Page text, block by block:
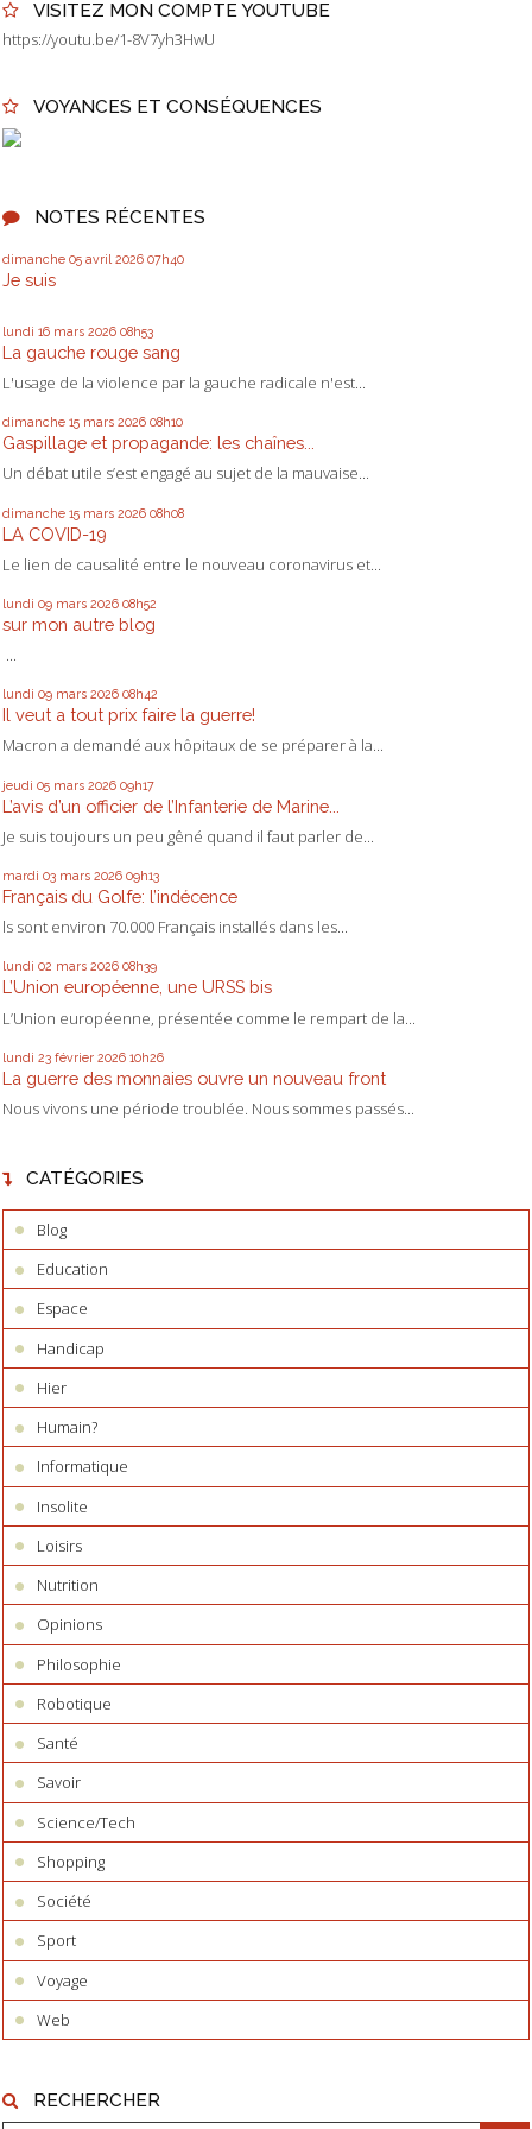
VISITEZ MON COMPTE YOUTUBE
https://youtu.be/1-8V7yh3HwU
VOYANCES ET CONSÉQUENCES
NOTES RÉCENTES
dimanche 05 avril 2026 07h40
Je suis
lundi 16 mars 2026 08h53
La gauche rouge sang
L'usage de la violence par la gauche radicale n'est...
dimanche 15 mars 2026 08h10
Gaspillage et propagande: les chaînes...
Un débat utile s’est engagé au sujet de la mauvaise...
dimanche 15 mars 2026 08h08
LA COVID-19
Le lien de causalité entre le nouveau coronavirus et...
lundi 09 mars 2026 08h52
sur mon autre blog
...
lundi 09 mars 2026 08h42
Il veut a tout prix faire la guerre!
Macron a demandé aux hôpitaux de se préparer à la...
jeudi 05 mars 2026 09h17
L’avis d’un officier de l’Infanterie de Marine...
Je suis toujours un peu gêné quand il faut parler de...
mardi 03 mars 2026 09h13
Français du Golfe: l’indécence
ls sont environ 70.000 Français installés dans les...
lundi 02 mars 2026 08h39
L’Union européenne, une URSS bis
L’Union européenne, présentée comme le rempart de la...
lundi 23 février 2026 10h26
La guerre des monnaies ouvre un nouveau front
Nous vivons une période troublée. Nous sommes passés...
CATÉGORIES
Blog
Education
Espace
Handicap
Hier
Humain?
Informatique
Insolite
Loisirs
Nutrition
Opinions
Philosophie
Robotique
Santé
Savoir
Science/Tech
Shopping
Société
Sport
Voyage
Web
RECHERCHER